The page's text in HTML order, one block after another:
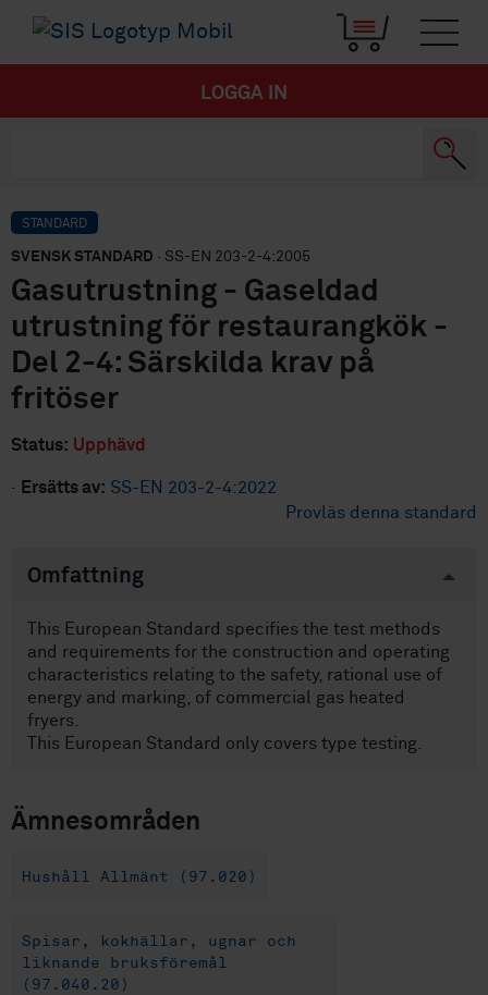
LOGGA IN
STANDARD
SVENSK STANDARD · SS-EN 203-2-4:2005
Gasutrustning - Gaseldad
utrustning för restaurangkök -
Del 2-4: Särskilda krav på
fritöser
Status: Upphävd
· Ersätts av: SS-EN 203-2-4:2022
Provläs denna standard
Omfattning
This European Standard specifies the test methods
and requirements for the construction and operating
characteristics relating to the safety, rational use of
energy and marking, of commercial gas heated
fryers.
This European Standard only covers type testing.
Ämnesområden
Hushåll Allmänt (97.020)
Spisar, kokhällar, ugnar och
liknande bruksföremål
(97.040.20)